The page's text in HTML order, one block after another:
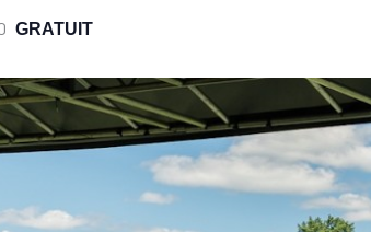
GRATUIT